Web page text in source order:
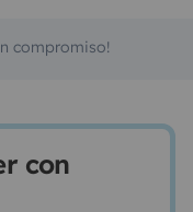
compromiso!
con